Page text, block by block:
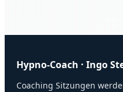
Hypno-Coach · Ingo
Coaching Sitzungen